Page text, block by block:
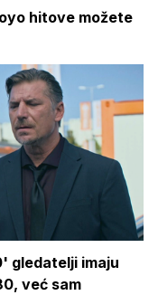
hitove možete
gledatelji imaju
već sam